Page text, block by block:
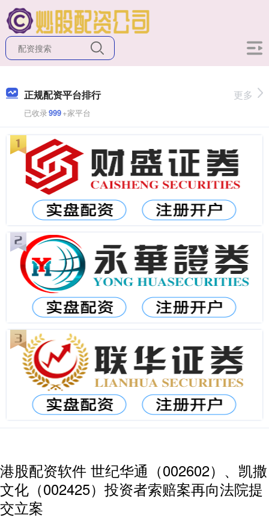
正规配资平台排行
已收录999+家平台
更多
港股配资软件 世纪华通（002602）、凯撒
文化（002425）投资者索赔案再向法院提
交立案